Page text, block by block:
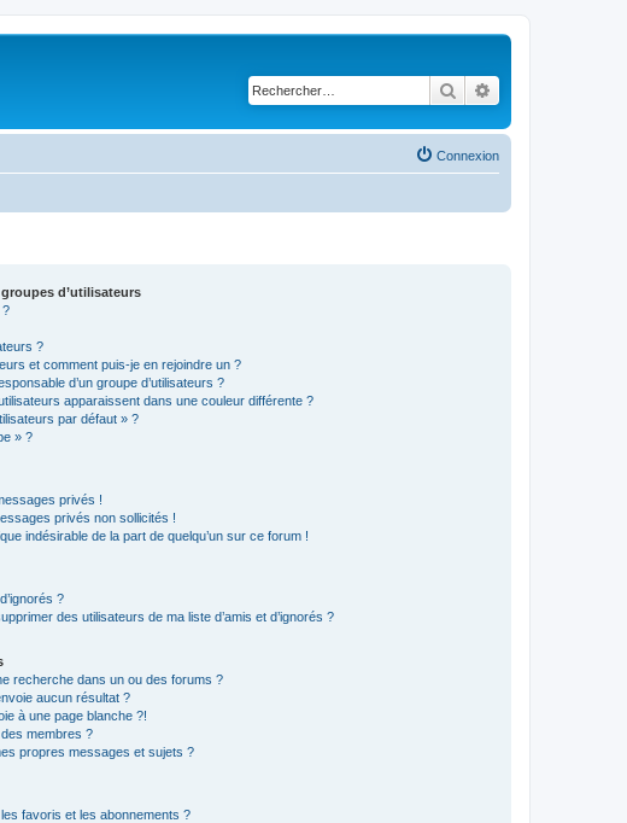
Rechercher
Connexion
d’utilisateurs
?
?
et comment puis-je en rejoindre un ?
d’un groupe d’utilisateurs ?
apparaissent dans une couleur différente ?
par défaut » ?
» ?
privés !
privés non sollicités !
indésirable de la part de quelqu’un sur ce forum !
?
des utilisateurs de ma liste d’amis et d’ignorés ?
recherche dans un ou des forums ?
aucun résultat ?
à une page blanche ?!
membres ?
propres messages et sujets ?
favoris et les abonnements ?